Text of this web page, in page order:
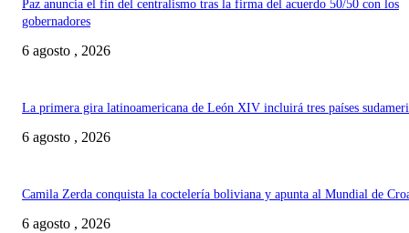
Paz anuncia el fin del centralismo tras la firma del acuerdo 50/50 con los
gobernadores
6 agosto , 2026
La primera gira latinoamericana de León XIV incluirá tres países
6 agosto , 2026
Camila Zerda conquista la coctelería boliviana y apunta al Mundial de
6 agosto , 2026